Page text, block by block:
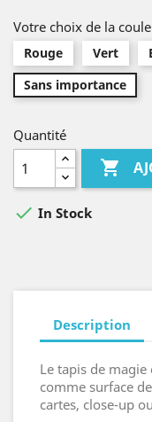
Votre choix de la
Rouge Vert
Sans importance
Quantité

 In Stock
Description
Le tapis de
comme surface
cartes, close-up